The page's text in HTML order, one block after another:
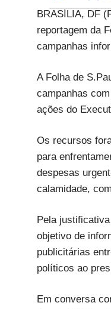
BRASÍLIA, DF
reportagem da
campanhas
A Folha de
campanhas
ações do
Os recursos
para
despesas
calamidade,
Pela
objetivo de
publicitárias
políticos ao
Em conversa